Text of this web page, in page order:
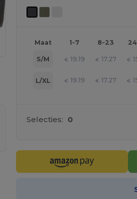
Maat 1-7 8-23
S/M € 19.19 € 17.27 €
L/XL € 19.19 € 17.27 €
Selecties: 0